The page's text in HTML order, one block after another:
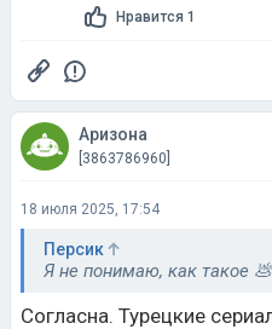
Нравится 1
Аризона
[3863786960]
18 июля 2025, 17:54
Персик
Я не понимаю, как такое
Согласна. Турецкие